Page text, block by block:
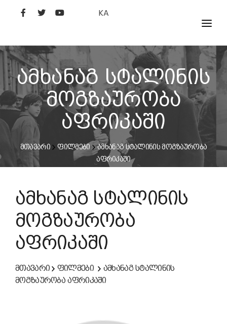
KA
ᲤᲘᲚᲛᲔᲑᲘ
ᲮᲔᲚᲝᲕᲐᲜᲘ
ᲙᲘᲜᲝᲡᲢᲣᲓᲘᲐ
ᲙᲘᲜᲝᲐᲙᲐᲓᲔᲛᲘᲐ
ამხანაგ სტალინის
მოგზაურობა
აფრიკაში
მთავარი ფილმები
ამხანაგ სტალინის მოგზაურობა
აფრიკაში
ამხანაგ სტალინის
მოგზაურობა
აფრიკაში
მთავარი ფილმები
ამხანაგ სტალინის
მოგზაურობა აფრიკაში